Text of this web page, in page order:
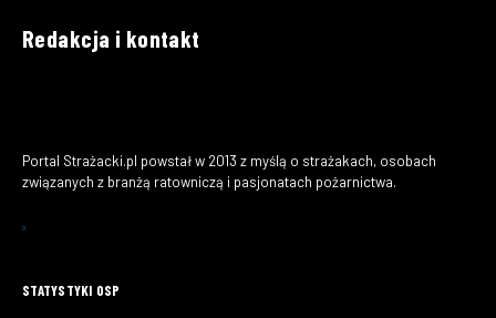
Redakcja i kontakt
Portal Strażacki.pl powstał w 2013 z myślą o strażakach, osobach
związanych z branżą ratowniczą i pasjonatach pożarnictwa.
STATYSTYKI OSP